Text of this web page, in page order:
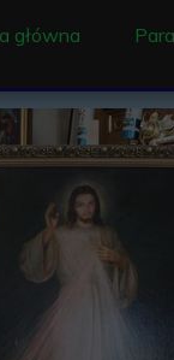
główna